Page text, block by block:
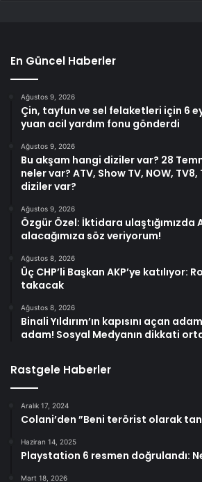
En Güncel Haberler
Ağustos 9, 2026
Çin, tayfun ve sel felaketleri için 6
yuan acil yardım fonu gönderdi
Ağustos 9, 2026
Bu akşam hangi diziler var? 28
neler var? ATV, Show TV, NOW, TV8,
diziler var?
Ağustos 9, 2026
Özgür Özel: İktidara ulaştığımızda
alacağımıza söz veriyorum!
Ağustos 8, 2026
Üç CHP’li Başkan AKP’ye katılıyor:
takacak
Ağustos 8, 2026
Binali Yıldırım’ın kapısını açan
adam! Sosyal Medyanın dikkati
Rastgele Haberler
Aralık 17, 2024
Colani’den ”Beni terörist olarak
Haziran 14, 2025
Playstation 6 resmen doğrulandı:
Mart 18, 2026